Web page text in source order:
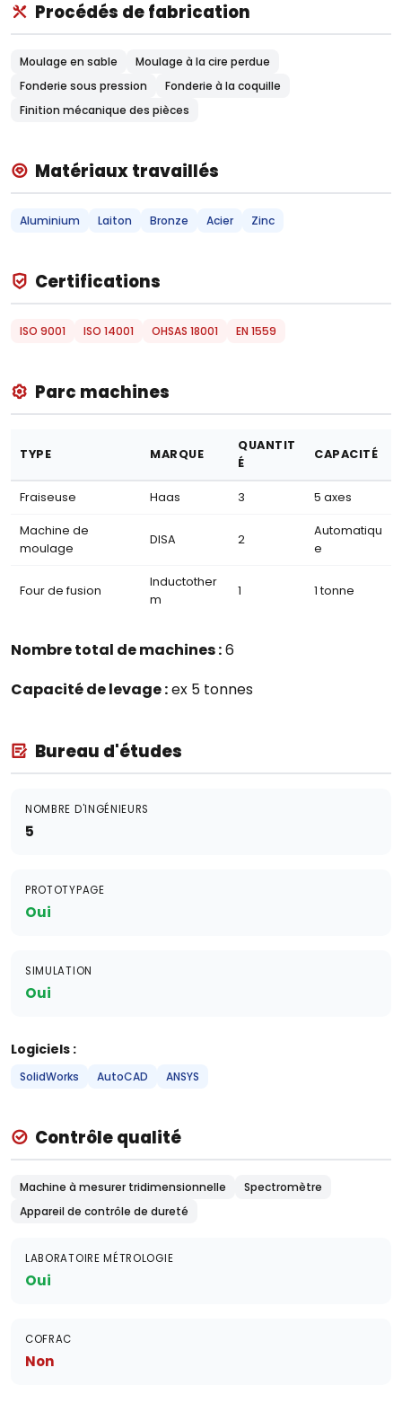
Procédés de fabrication
Moulage en sable
Moulage à la cire perdue
Fonderie sous pression
Fonderie à la coquille
Finition mécanique des pièces
Matériaux travaillés
Aluminium Laiton Bronze Acier Zinc
Certifications
ISO 9001 ISO 14001 OHSAS 18001 EN 1559
Parc machines
TYPE MARQUE
QUANTIT
É
CAPACITÉ
Fraiseuse Haas 3 5 axes
Machine de
moulage
DISA 2
Automatiqu
e
Four de fusion
Inductother
m
1 1 tonne
Nombre total de machines :6
Capacité de levage :ex 5 tonnes
Bureau d'études
NOMBRE D'INGÉNIEURS
5
PROTOTYPAGE
Oui
SIMULATION
Oui
Logiciels :
SolidWorks AutoCAD ANSYS
Contrôle qualité
Machine à mesurer tridimensionnelle
Spectromètre
Appareil de contrôle de dureté
LABORATOIRE MÉTROLOGIE
Oui
COFRAC
Non